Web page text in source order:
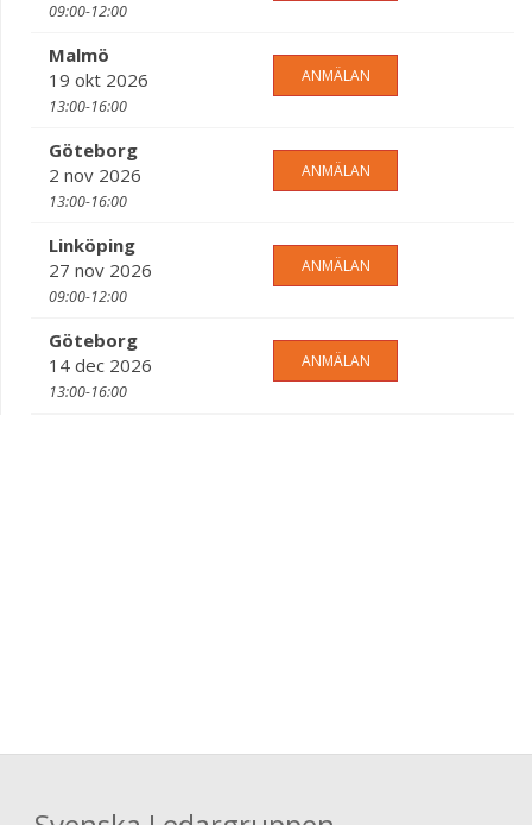
09:00-12:00
Malmö
19 okt 2026
13:00-16:00
ANMÄLAN
Göteborg
2 nov 2026
13:00-16:00
ANMÄLAN
Linköping
27 nov 2026
09:00-12:00
ANMÄLAN
Göteborg
14 dec 2026
13:00-16:00
ANMÄLAN